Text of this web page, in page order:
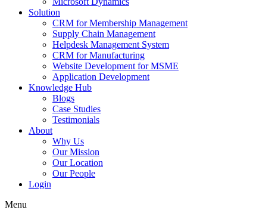
Solution
CRM for Membership Management
Supply Chain Management
Helpdesk Management System
CRM for Manufacturing
Website Development for MSME
Application Development
Knowledge Hub
Blogs
Case Studies
Testimonials
About
Why Us
Our Mission
Our Location
Our People
Login
Menu